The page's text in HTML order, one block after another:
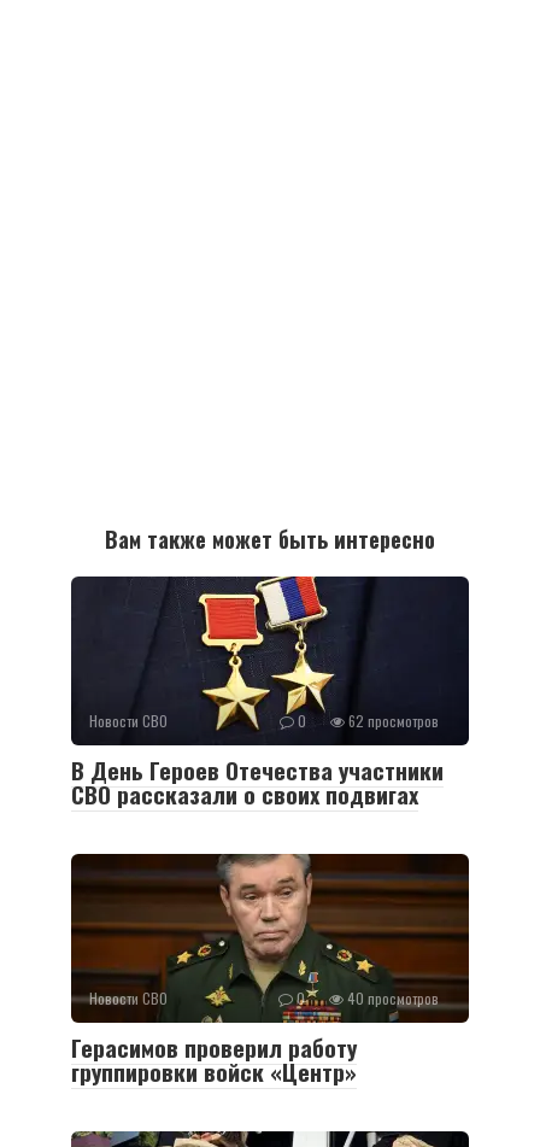
Вам также может быть интересно
Новости СВО 0 62 просмотров
В День Героев Отечества участники
СВО рассказали о своих подвигах
Новости СВО 0 40 просмотров
Герасимов проверил работу
группировки войск «Центр»